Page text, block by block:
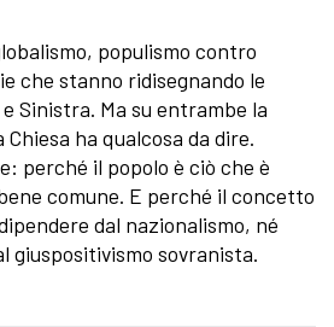
populismo contro
che stanno ridisegnando le
Sinistra. Ma su entrambe la
ha qualcosa da dire.
perché il popolo è ciò che è
comune. E perché il concetto
dal nazionalismo, né
giuspositivismo sovranista.